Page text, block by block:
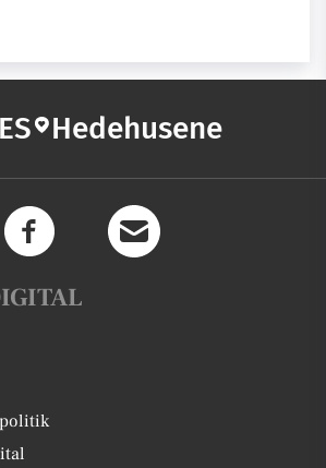
Hedehusene